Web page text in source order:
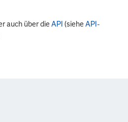
auch über dieAPI (sieheAPI-